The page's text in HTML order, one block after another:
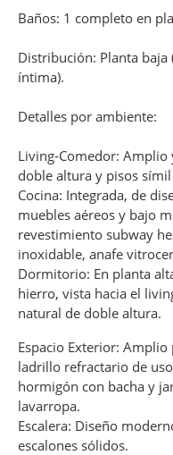
Baños: 1 completo en
Distribución: Planta baja
íntima).
Detalles por ambiente:
Living-Comedor:
doble altura y pisos
Cocina: Integrada, de
muebles aéreos y bajo
revestimiento subway
inoxidable, anafe
Dormitorio: En planta
hierro, vista hacia el
natural de doble altura.
Espacio Exterior:
ladrillo refractario de
hormigón con bacha y
lavarropa.
Escalera: Diseño
escalones sólidos.